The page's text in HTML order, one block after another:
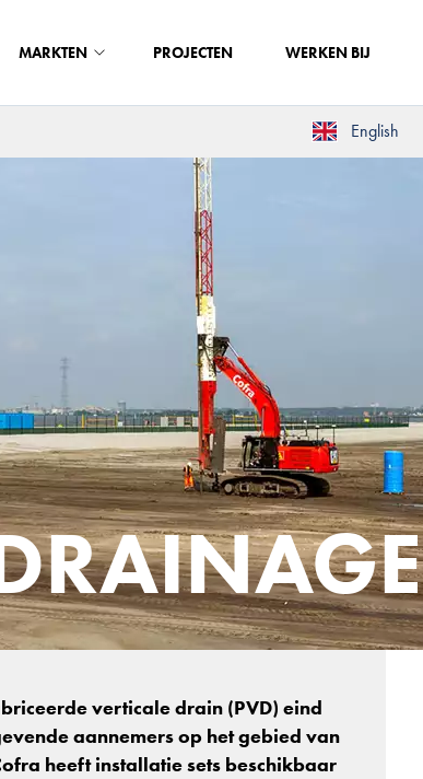
MARKTEN PROJECTEN WERKEN BIJ
English
verticale drain (PVD) eind
aannemers op het gebied van
heeft installatie sets beschikbaar